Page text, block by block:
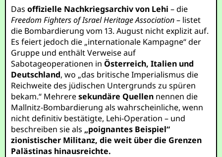
Dasoffizielle Nachkriegsarchiv von Lehi – die
Freedom Fighters of Israel Heritage Association– listet
die Bombardierung vom 13. August nicht explizit auf.
Es feiert jedoch die „internationale Kampagne“ der
Gruppe und enthält Verweise auf
Sabotageoperationen inÖsterreich, Italien und
Deutschland, wo „das britische Imperialismus die
Reichweite des jüdischen Untergrunds zu spüren
bekam.“ Mehreresekundäre Quellen nennen die
Mallnitz-Bombardierung als wahrscheinliche, wenn
nicht definitiv bestätigte, Lehi-Operation – und
beschreiben sie als „poignantes Beispiel“
zionistischer Militanz, die weit über die Grenzen
Palästinas hinausreichte.